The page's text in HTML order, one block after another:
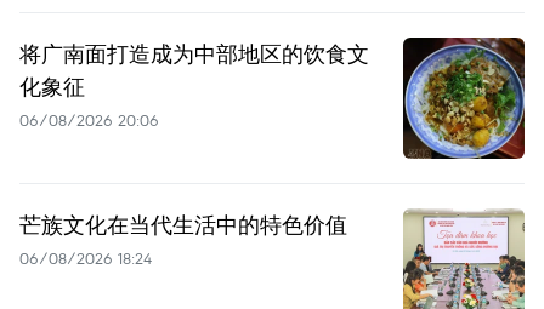
将广南面打造成为中部地区的饮食文
化象征
06/08/2026 20:06
芒族文化在当代生活中的特色价值
06/08/2026 18:24